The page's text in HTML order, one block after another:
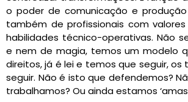
o poder de comunicação e
também de profissionais com
habilidades técnico-operativas. Não
e nem de magia, temos um modelo
direitos, já é lei e temos que seguir,
seguir. Não é isto que defendemos?
trabalhamos? Ou ainda estamos